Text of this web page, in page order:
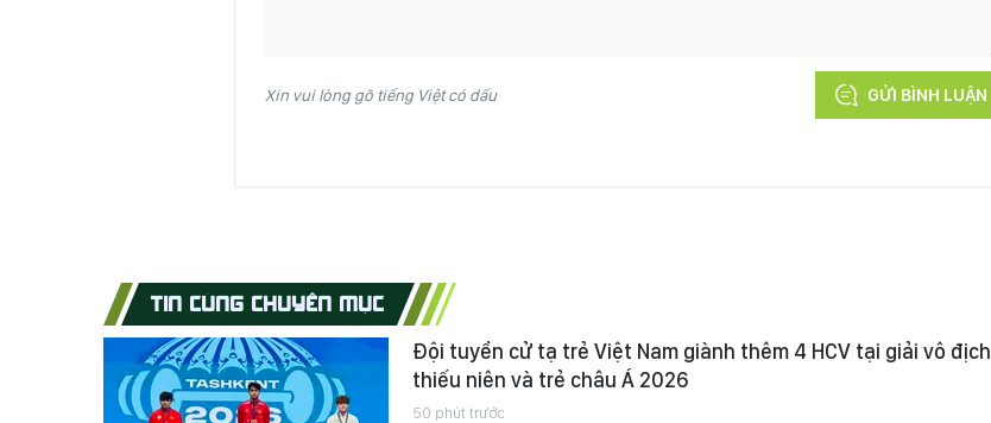
Xin vui lòng gõ tiếng Việt có dấu GỬI BÌNH LUẬN
TIN CÙNG CHUYÊN MỤC
Đội tuyển cử tạ trẻ Việt Nam giành thêm 4 HCV tại giải vô địch
thiếu niên và trẻ châu Á 2026
50 phút trước